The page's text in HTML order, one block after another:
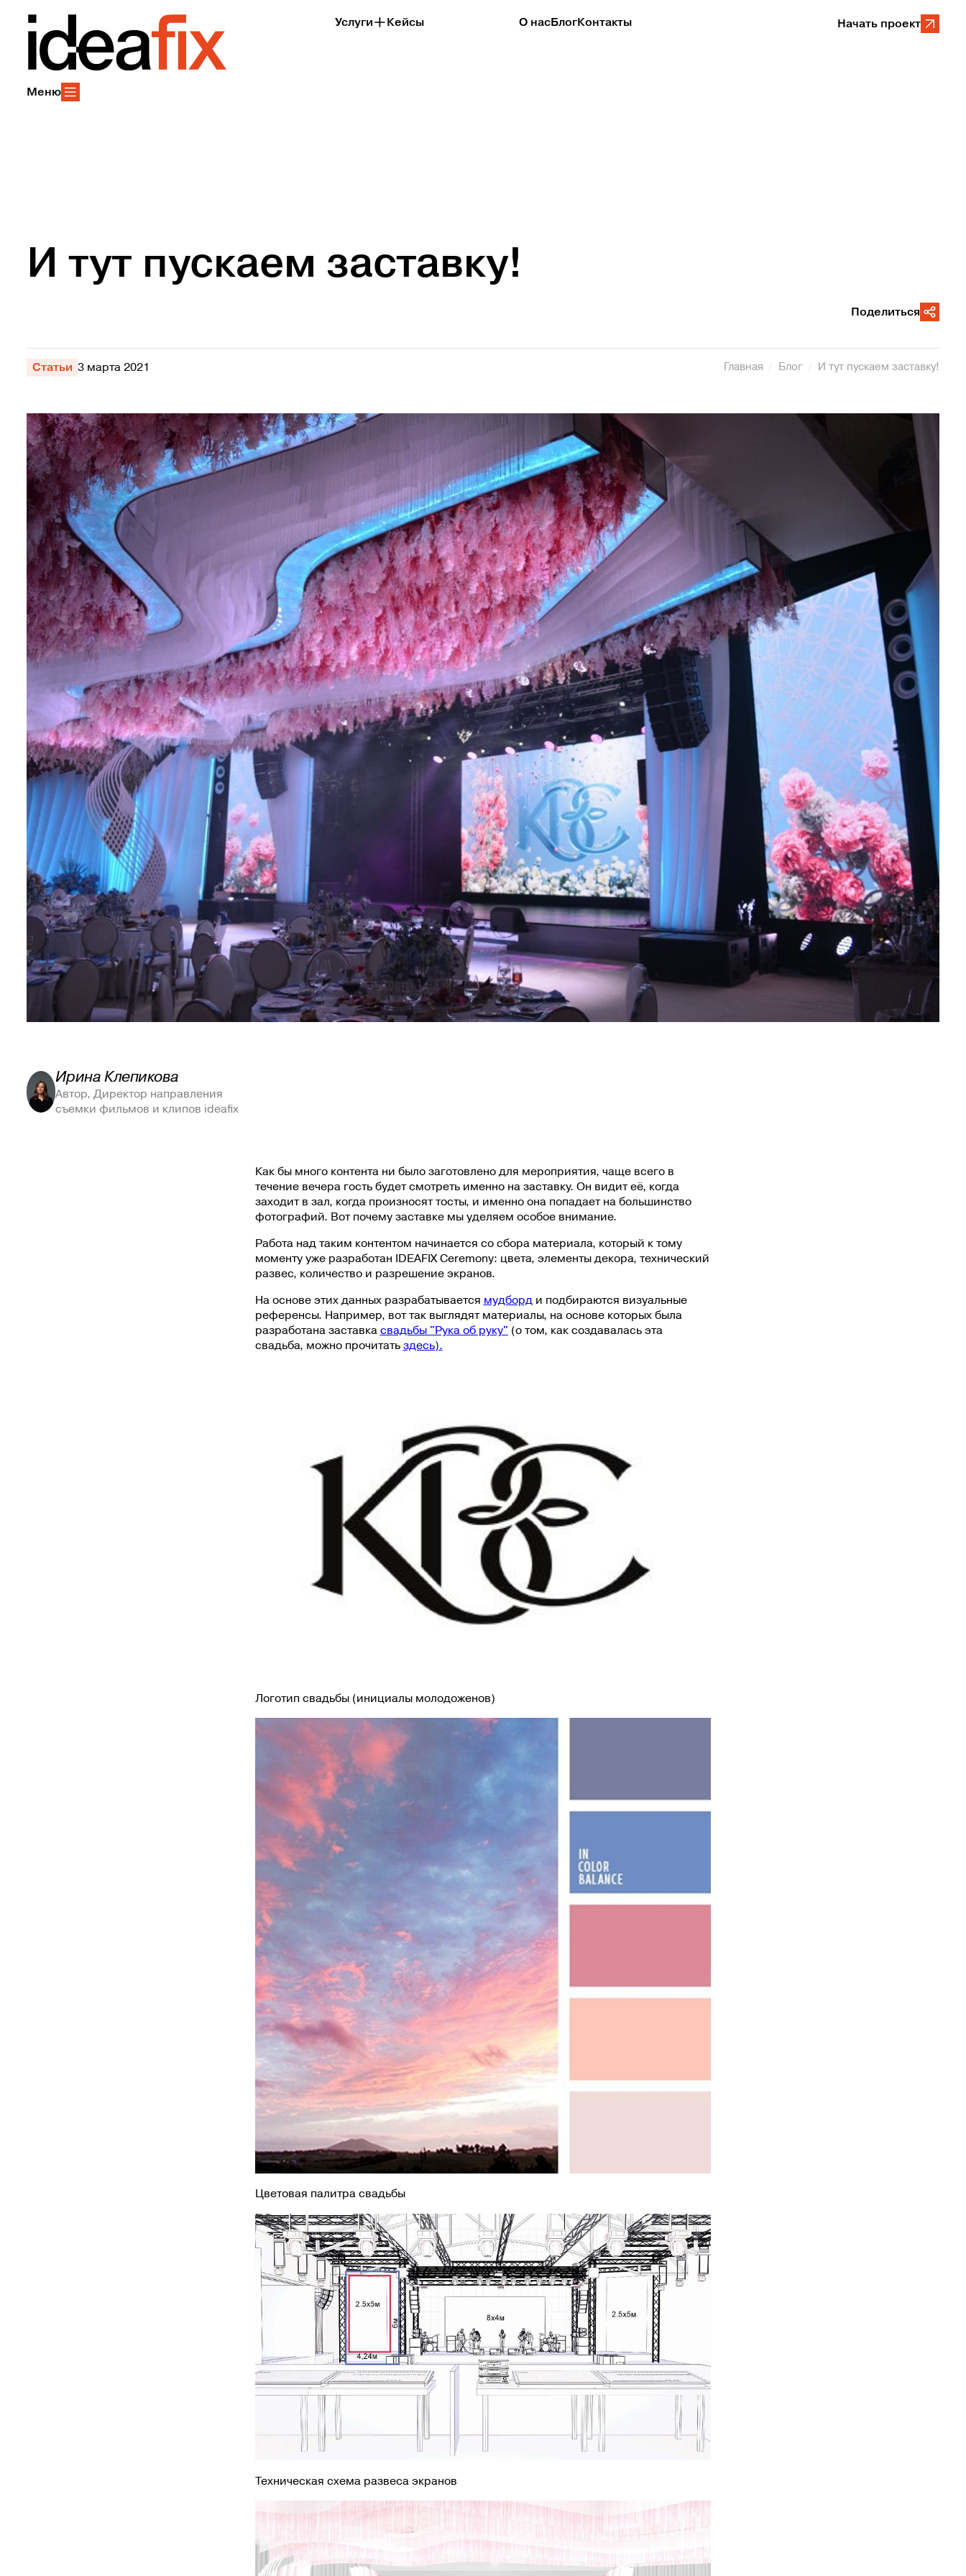
Услуги Кейсы О насБлогКонтакты Начать проект
Меню
И тут пускаем заставку!
Поделиться
Статьи 3 марта 2021 Главная Блог И тут пускаем заставку!
Ирина Клепикова
Автор, Директор направления
съемки фильмов и клипов ideafix
Как бы много контента ни было заготовлено для мероприятия, чаще всего в
течение вечера гость будет смотреть именно на заставку. Он видит её, когда
заходит в зал, когда произносят тосты, и именно она попадает на большинство
фотографий. Вот почему заставке мы уделяем особое внимание.
Работа над таким контентом начинается со сбора материала, который к тому
моменту уже разработан IDEAFIX Ceremony: цвета, элементы декора, технический
развес, количество и разрешение экранов.
На основе этих данных разрабатываетсямудборди подбираются визуальные
референсы. Например, вот так выглядят материалы, на основе которых была
разработана заставкасвадьбы "Рука об руку"(о том, как создавалась эта
свадьба, можно прочитатьздесь).
Логотип свадьбы (инициалы молодоженов)
Цветовая палитра свадьбы
Техническая схема развеса экранов